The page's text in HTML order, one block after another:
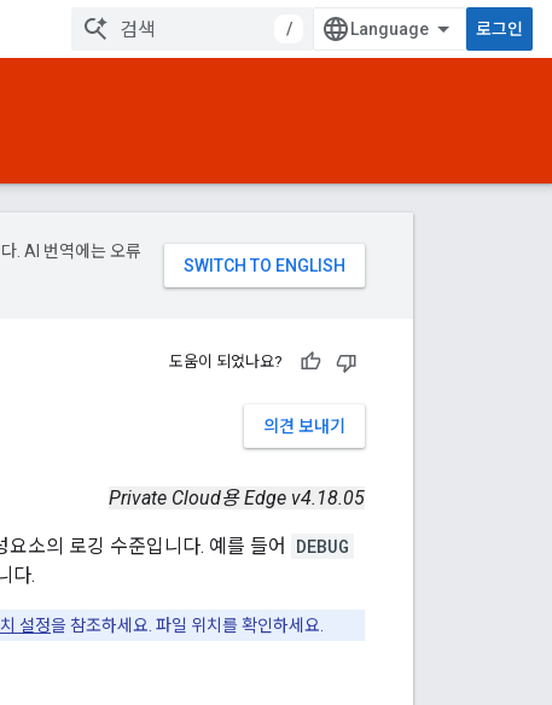
/ 로그인
. AI 번역에는 오류
도움이 되었나요?
의견 보내기
Private Cloud용 Edge v4.18.05
소의 로깅 수준입니다. 예를 들어
DEBUG
다.
설정을 참조하세요. 파일 위치를 확인하세요.